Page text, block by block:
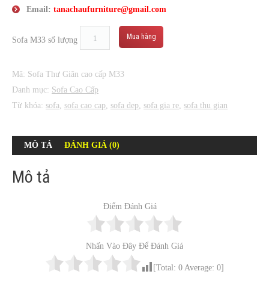
Email: tanachaufurniture@gmail.com
Sofa M33 số lượng Mua hàng
Mã: Sofa Thư Giãn cao cấp M33
Danh mục: Sofa Cao Cấp
Từ khóa: sofa, sofa cao cap, sofa dep, sofa gia re, sofa thu gian
MÔ TẢ ĐÁNH GIÁ (0)
Mô tả
Điểm Đánh Giá
Nhấn Vào Đây Để Đánh Giá
[Total: 0 Average: 0]